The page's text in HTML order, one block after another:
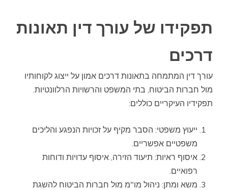
תפקידו של עורך דין תאונות
דרכים
עורך דין המתמחה בתאונות דרכים אמון על ייצוג לקוחותיו
מול חברות הביטוח, בתי המשפט והרשויות הרלוונטיות.
תפקידיו העיקריים כוללים:
ייעוץ משפטי: הסבר מקיף על זכויות הנפגע והליכים
משפטיים אפשריים.
איסוף ראיות: תיעוד הזירה, איסוף עדויות ודוחות
רפואיים.
משא ומתן: ניהול מו"מ מול חברות הביטוח להשגת